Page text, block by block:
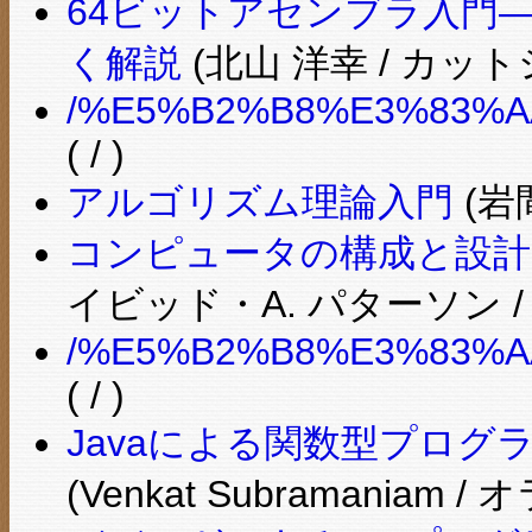
64ビットアセンブラ入門
く解説(北山 洋幸 / カット
/
( / )
アルゴリズム理論入門 (岩
コンピュータの構成と設
イビッド・A. パターソン
/
( / )
Javaによる関数型プログ
(Venkat Subramaniam /